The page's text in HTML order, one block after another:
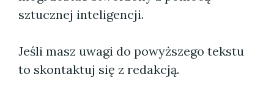
sztucznej inteligencji.
Jeśli masz uwagi do powyższego tekstu
to skontaktuj się z redakcją.